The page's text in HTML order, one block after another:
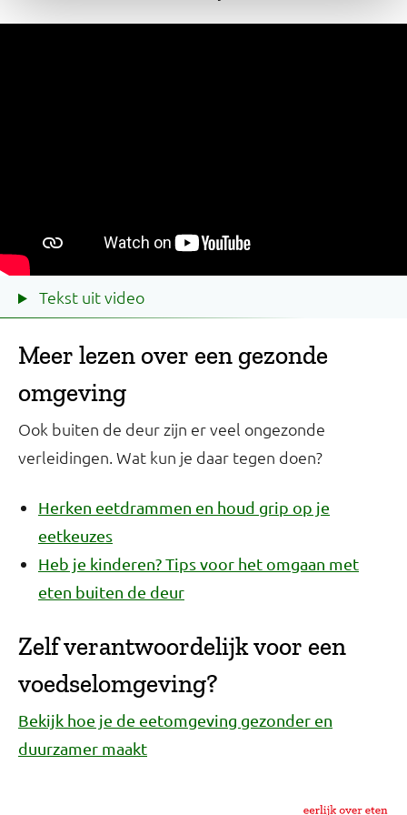
Tekst uit video
Meer lezen over een gezonde
omgeving
Ook buiten de deur zijn er veel ongezonde
verleidingen. Wat kun je daar tegen doen?
Herken eetdrammen en houd grip op je
eetkeuzes
Heb je kinderen? Tips voor het omgaan met
eten buiten de deur
Zelf verantwoordelijk voor een
voedselomgeving?
Bekijk hoe je de eetomgeving gezonder en
duurzamer maakt